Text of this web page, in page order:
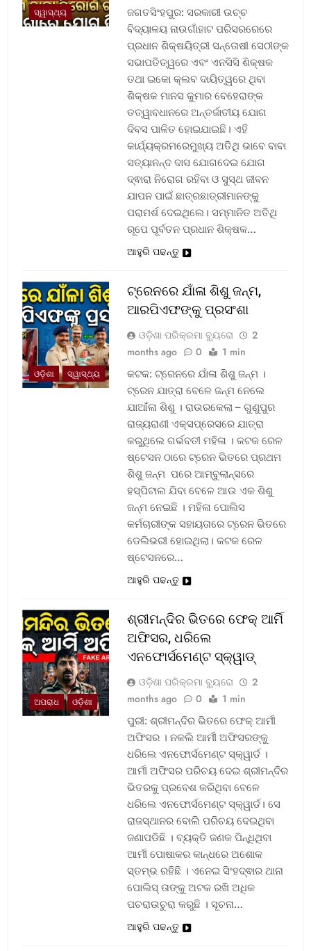
ସ୍ୱାସ୍ଥ୍ୟ
ଜଗତସିଂହପୁର: ସରକାରୀ ଉଚ୍ଚ
ବିଦ୍ୟାଳୟ ନାଉଗାଁହାଟ ପରିସରରେରେ
ପ୍ରଧାନ ଶିକ୍ଷୟିତ୍ରୀ ସନ୍ତୋଷୀ ସେଠୀଙ୍କ
ସଭାପତିତ୍ୱରେ ଏବଂ ଏନସିସି ଶିକ୍ଷକ
ତଥା ଇକୋ କ୍ଲବ ଦାୟିତ୍ୱରେ ଥିବା
ଶିକ୍ଷକ ମାନସ କୁମାର ବେହେରାଙ୍କ
ତତ୍ୱାବଧାନରେ ଅନ୍ତର୍ଜାତୀୟ ଯୋଗ
ଦିବସ ପାଳିତ ହୋଇଯାଇଛି। ଏହି
କାର୍ଯ୍ୟକ୍ରମରେମୁଖ୍ୟ ଅତିଥି ଭାବେ ବାବା
ସତ୍ୟାନନ୍ଦ ଦାସ ଯୋଗଦେଇ ଯୋଗ
ଦ୍ଵାରା ନିରୋଗ ରହିବା ଓ ସୁସ୍ଥ ଜୀବନ
ଯାପନ ପାଇଁ ଛାତ୍ରଛାତ୍ରୀମାନଙ୍କୁ
ପରାମର୍ଶ ଦେଇଥିଲେ। ସମ୍ମାନିତ ଅତିଥି
ରୂପେ ପୂର୍ବତନ ପ୍ରଧାନ ଶିକ୍ଷକ…
ଆହୁରି ପଢନ୍ତୁ
ଓଡ଼ିଶା ସ୍ୱାସ୍ଥ୍ୟ
ଟ୍ରେନରେ ଯାଁଳା ଶିଶୁ ଜନ୍ମ,
ଆରପିଏଫଙ୍କୁ ପ୍ରସଂଶା
ଓଡ଼ିଶା ପରିକ୍ରମା ବ୍ୟୁରୋ
2
months ago
0 1 min
କଟକ: ଟ୍ରେନରେ ଯାଁଳା ଶିଶୁ ଜନ୍ମ ।
ଟ୍ରେନ ଯାତ୍ରା ବେଳେ ଜନ୍ମ ନେଲେ
ଯାଆଁଳା ଶିଶୁ । ରାଉରକେଲା – ଗୁଣୁପୁର
ରାଜ୍ୟରାଣୀ ଏକ୍ସପ୍ରେସରେ ଯାତ୍ରା
କରୁଥିଲେ ଗର୍ଭବତୀ ମହିଳା । କଟକ ରେଳ
ଷ୍ଟେସନ ଠାରେ ଟ୍ରେନ ଭିତରେ ପ୍ରଥମ
ଶିଶୁ ଜନ୍ମ ପରେ ଆମ୍ବୁଲାନ୍ସରେ
ହସ୍ପିଟାଲ ଯିବା ବେଳେ ଆଉ ଏକ ଶିଶୁ
ଜନ୍ମ ନେଇଛି । ମହିଳା ପୋଲିସ
କର୍ମଚାରୀଙ୍କ ସହାୟତାରେ ଟ୍ରେନ ଭିତରେ
ଡେଲିଭରୀ ହୋଇଥିଲା। କଟକ ରେଳ
ଷ୍ଟେସନରେ…
ଆହୁରି ପଢନ୍ତୁ
ଅପରାଧ ଓଡ଼ିଶା
ଶ୍ରୀମନ୍ଦିର ଭିତରେ ଫେକ୍ ଆର୍ମି
ଅଫିସର, ଧରିଲେ
ଏନଫୋର୍ସମେଣ୍ଟ ସ୍କ୍ୱାଡ୍‌
ଓଡ଼ିଶା ପରିକ୍ରମା ବ୍ୟୁରୋ
2
months ago
0 1 min
ପୁରୀ: ଶ୍ରୀମନ୍ଦିର ଭିତରେ ଫେକ୍ ଆର୍ମୀ
ଅଫିସର । ନକଲି ଆର୍ମୀ ଅଫିସରଙ୍କୁ
ଧରିଲେ ଏନଫୋର୍ସମେଣ୍ଟ ସ୍କ୍ୱାର୍ଡ ।
ଆର୍ମୀ ଅଫିସର ପରିଚୟ ଦେଇ ଶ୍ରୀମନ୍ଦିର
ଭିତରକୁ ପ୍ରବେଶ କରିଥିବା ବେଳେ
ଧରିଲେ ଏନଫୋର୍ସମେଣ୍ଟ ସ୍କ୍ୱାର୍ଡ। ସେ
ରାଜସ୍ଥାନର ବୋଲି ପରିଚୟ ଦେଇଥିବା
ଜଣାପଡିଛି । ବ୍ୟକ୍ତି ଜଣକ ପିନ୍ଧିଥିବା
ଆର୍ମୀ ପୋଷାକର କାନ୍ଧରେ ଅଶୋକ
ସ୍ତମ୍ଭ ରହିଛି । ଏନେଇ ସିଂହଦ୍ଵାର ଥାନା
ପୋଲିସ୍ ତାଙ୍କୁ ଅଟକ ରଖି ଅଧିକ
ପଚରାଉଚୁରା କରୁଛି । ସୂଚନା…
ଆହୁରି ପଢନ୍ତୁ